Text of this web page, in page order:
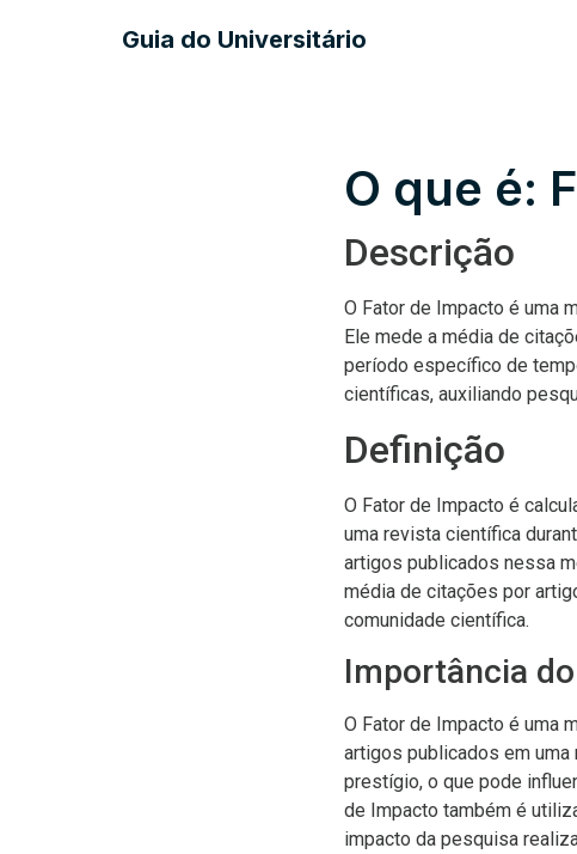
Guia do Universitário
O que é:
Descrição
O Fator de Impacto é uma
Ele mede a média de
período específico de
científicas, auxiliando
Definição
O Fator de Impacto é
uma revista científica
artigos publicados nessa
média de citações por
comunidade científica.
Importância
O Fator de Impacto é uma
artigos publicados em
prestígio, o que pode
de Impacto também é
impacto da pesquisa